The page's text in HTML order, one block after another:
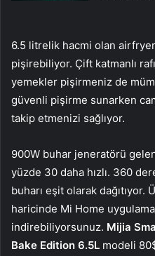
6.5 litrelik hacmi olan
pişirebiliyor. Çift katmanlı
yemekler pişirmeniz de
güvenli pişirme sunarken
takip etmenizi sağlıyor.
900W buhar jeneratörü
yüzde 30 daha hızlı. 360
buharı eşit olarak
haricinde Mi Home
indirebiliyorsunuz. Mijia
Bake Edition 6.5L modeli